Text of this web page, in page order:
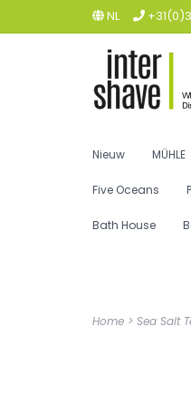
NL
Nieuw MÜHLE
Five Oceans
Bath House
Home > Sea Salt